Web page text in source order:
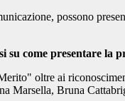
possono
su come presentare la
oltre ai
Marsella, Bruna